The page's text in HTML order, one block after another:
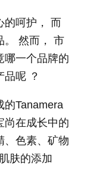
的呵护， 而
。 然而， 市
哪一个品牌的
呢 ？
的Tanamera
尚在成长中的
、色素、矿物
肤的添加